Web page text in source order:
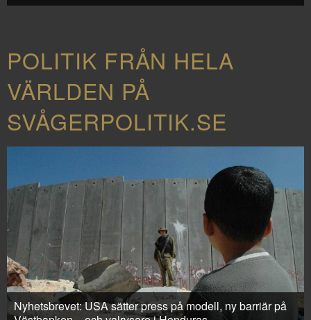
POLITIK FRÅN HELA
VÄRLDEN PÅ
SVÅGERPOLITIK.SE
Nyhetsbrevet: USA sätter press på modell, ny barriär på